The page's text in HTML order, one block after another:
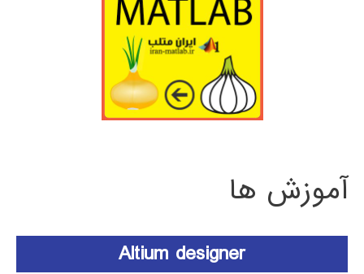
آموزش ها
Altium designer